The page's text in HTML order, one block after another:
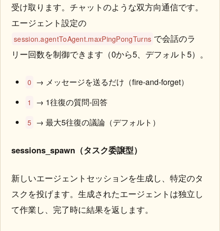
受け取ります。チャットのような双方向通信です。
エージェント設定の
session.agentToAgent.maxPingPongTurns で会話のラ
リー回数を制御できます（0から5、デフォルト5）。
0 → メッセージを送るだけ（fire-and-forget）
1 → 1往復の質問-回答
5 → 最大5往復の議論（デフォルト）
sessions_spawn（タスク委譲型）
新しいエージェントセッションを生成し、特定のタ
スクを投げます。生成されたエージェントは独立し
て作業し、完了時に結果を返します。